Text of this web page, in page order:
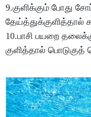
9.குளிக்கும் போது
தேய்த்துக்குளித்தால்
10.பாசி பயறை
குளித்தால்